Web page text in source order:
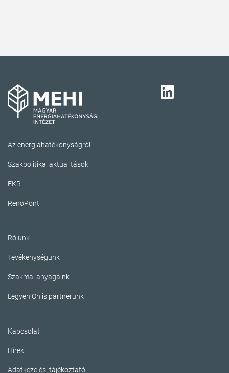
Az energiahatékonyságról
Szakpolitikai aktualitások
EKR
RenoPont
Rólunk
Tevékenységünk
Szakmai anyagaink
Legyen Ön is partnerünk
Kapcsolat
Hírek
Adatkezelési tájékoztató